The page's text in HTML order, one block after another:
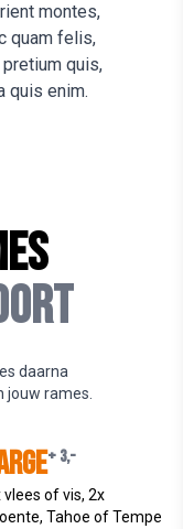
montes,
quam felis,
quis,
quis enim.
daarna
jouw rames.
+ 3,-
vlees of vis, 2x
Tahoe of Tempe